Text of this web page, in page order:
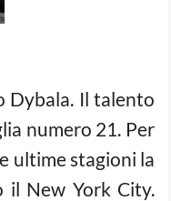
Dybala. Il talento
numero 21. Per
ultime stagioni la
il New York City.